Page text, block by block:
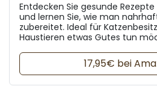
Entdecken Sie gesunde
und lernen Sie, wie man
zubereitet. Ideal für
Haustieren etwas Gutes tun
17,95€ bei